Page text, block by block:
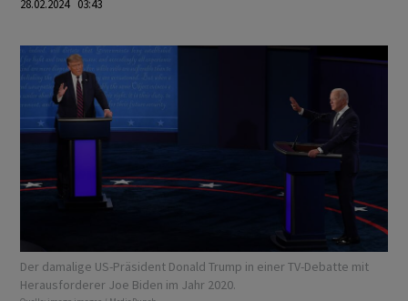
28.02.2024 03:43
Der damalige US-Präsident Donald Trump in einer TV-Debatte mit
Herausforderer Joe Biden im Jahr 2020.